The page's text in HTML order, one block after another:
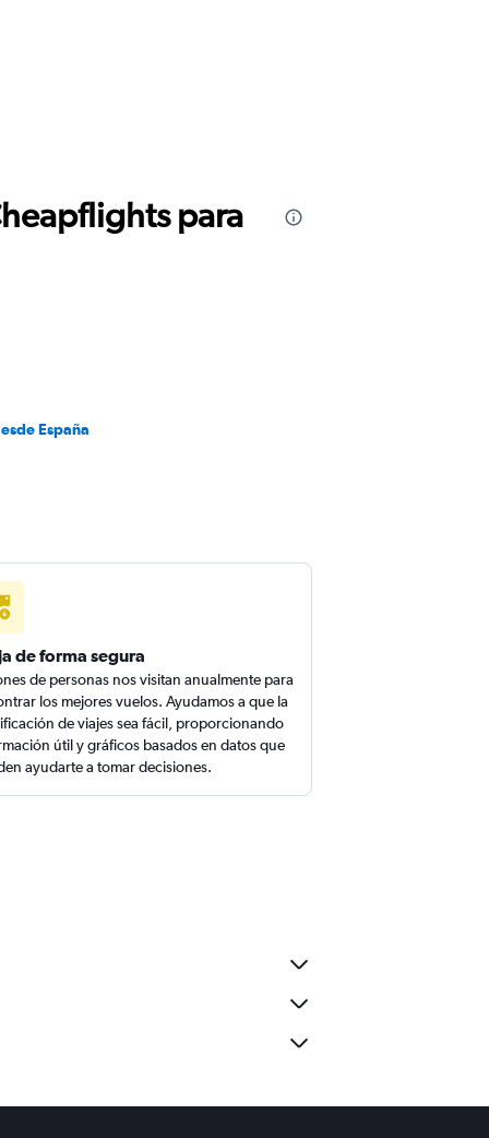
para
España
de forma segura
de personas nos visitan anualmente para
los mejores vuelos. Ayudamos a que la
de viajes sea fácil, proporcionando
útil y gráficos basados en datos que
ayudarte a tomar decisiones.